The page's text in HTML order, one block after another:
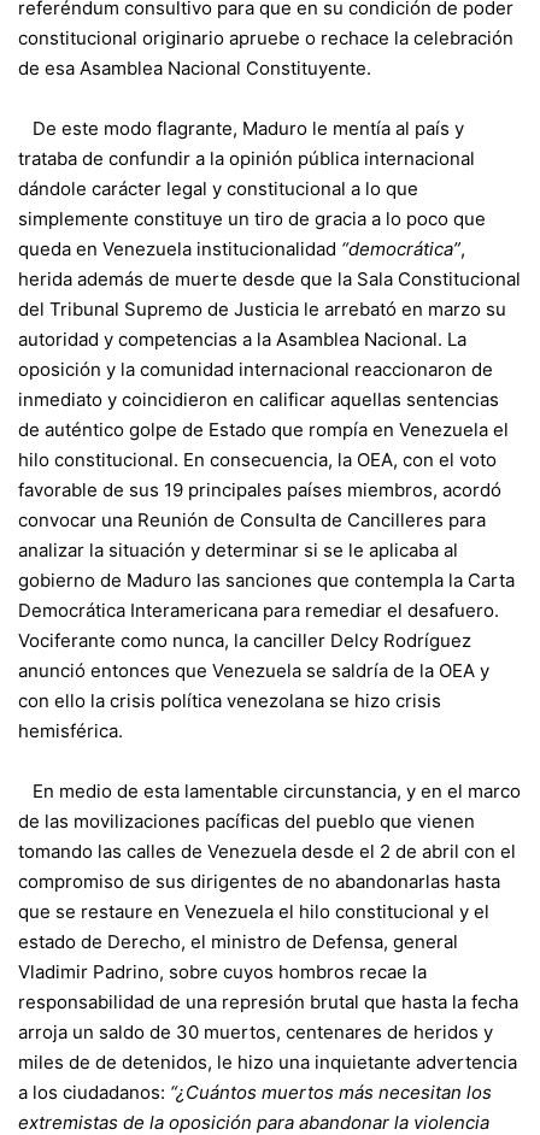
referéndum consultivo para que en su condición de poder
constitucional originario apruebe o rechace la celebración
de esa Asamblea Nacional Constituyente.
De este modo flagrante, Maduro le mentía al país y
trataba de confundir a la opinión pública internacional
dándole carácter legal y constitucional a lo que
simplemente constituye un tiro de gracia a lo poco que
queda en Venezuela institucionalidad “democrática”,
herida además de muerte desde que la Sala Constitucional
del Tribunal Supremo de Justicia le arrebató en marzo su
autoridad y competencias a la Asamblea Nacional. La
oposición y la comunidad internacional reaccionaron de
inmediato y coincidieron en calificar aquellas sentencias
de auténtico golpe de Estado que rompía en Venezuela el
hilo constitucional. En consecuencia, la OEA, con el voto
favorable de sus 19 principales países miembros, acordó
convocar una Reunión de Consulta de Cancilleres para
analizar la situación y determinar si se le aplicaba al
gobierno de Maduro las sanciones que contempla la Carta
Democrática Interamericana para remediar el desafuero.
Vociferante como nunca, la canciller Delcy Rodríguez
anunció entonces que Venezuela se saldría de la OEA y
con ello la crisis política venezolana se hizo crisis
hemisférica.
En medio de esta lamentable circunstancia, y en el marco
de las movilizaciones pacíficas del pueblo que vienen
tomando las calles de Venezuela desde el 2 de abril con el
compromiso de sus dirigentes de no abandonarlas hasta
que se restaure en Venezuela el hilo constitucional y el
estado de Derecho, el ministro de Defensa, general
Vladimir Padrino, sobre cuyos hombros recae la
responsabilidad de una represión brutal que hasta la fecha
arroja un saldo de 30 muertos, centenares de heridos y
miles de de detenidos, le hizo una inquietante advertencia
a los ciudadanos: “¿Cuántos muertos más necesitan los
extremistas de la oposición para abandonar la violencia